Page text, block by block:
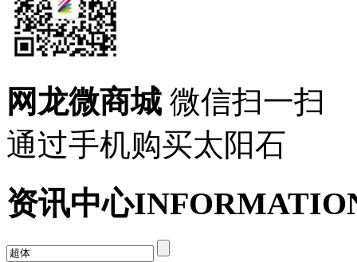
网龙微商城 微信扫一扫
通过手机购买太阳石
资讯中心